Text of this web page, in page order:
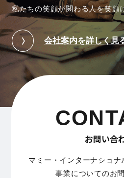
私たちの笑顔が関わる人を笑顔
会社案内を詳しく見
お問い合
マミー・インターナショナ
事業についてのお